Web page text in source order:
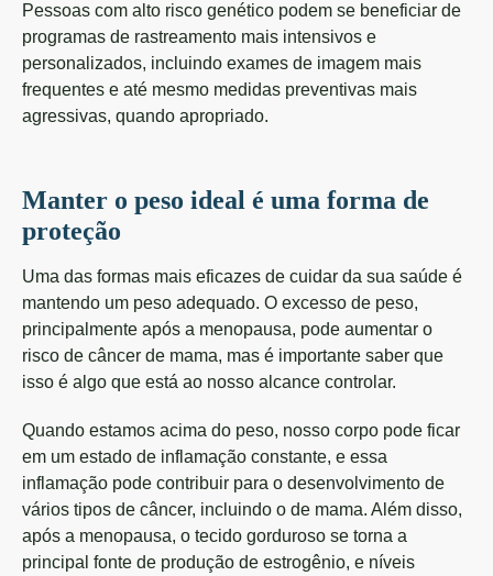
Pessoas com alto risco genético podem se beneficiar de
programas de rastreamento mais intensivos e
personalizados, incluindo exames de imagem mais
frequentes e até mesmo medidas preventivas mais
agressivas, quando apropriado.
Manter o peso ideal é uma forma de
proteção
Uma das formas mais eficazes de cuidar da sua saúde é
mantendo um peso adequado. O excesso de peso,
principalmente após a menopausa, pode aumentar o
risco de câncer de mama, mas é importante saber que
isso é algo que está ao nosso alcance controlar.
Quando estamos acima do peso, nosso corpo pode ficar
em um estado de inflamação constante, e essa
inflamação pode contribuir para o desenvolvimento de
vários tipos de câncer, incluindo o de mama. Além disso,
após a menopausa, o tecido gorduroso se torna a
principal fonte de produção de estrogênio, e níveis